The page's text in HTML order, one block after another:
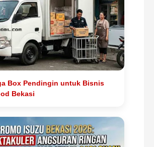
Box Pendingin untuk Bisnis
Bekasi